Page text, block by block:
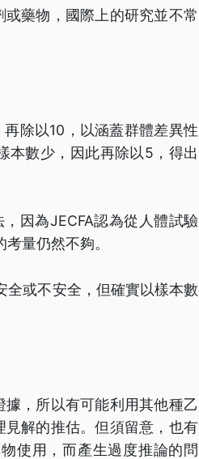
藥物，國際上的研究並不常
除以10，以涵蓋群體差異性
本數少，因此再除以5，得出
因為JECFA認為從人體試驗
量仍然不夠。
全或不安全，但確實以樣本數
，所以有可能利用其他種乙
解的推估。但須留意，也有
使用，而產生過度推論的問